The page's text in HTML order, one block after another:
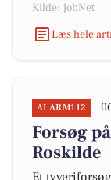
Kilde: JobNet
Læs hele
ALARM112
Forsøg
Roskilde
Et